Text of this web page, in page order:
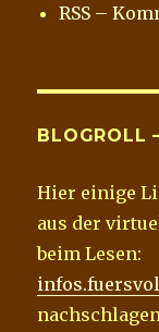
RSS –
BLOGROLL
Hier einige
aus der
beim Lesen: